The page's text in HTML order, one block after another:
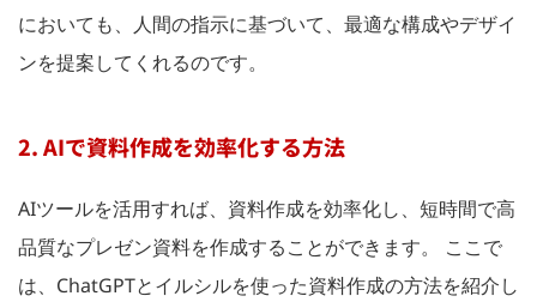
においても、人間の指示に基づいて、最適な構成やデザイ
ンを提案してくれるのです。
2. AIで資料作成を効率化する方法
AIツールを活用すれば、資料作成を効率化し、短時間で高
品質なプレゼン資料を作成することができます。 ここで
は、ChatGPTとイルシルを使った資料作成の方法を紹介し